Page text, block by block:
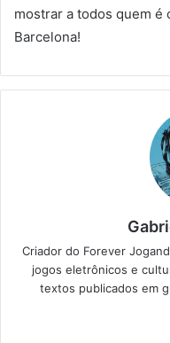
mostrar a todos quem é
Barcelona!
Criador do Forever
jogos eletrônicos e
textos publicados em